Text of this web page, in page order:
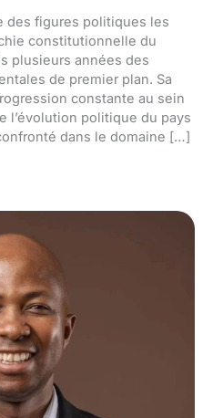
des figures politiques les
constitutionnelle du
plusieurs années des
de premier plan. Sa
constante au sein
l’évolution politique du pays
dans le domaine […]